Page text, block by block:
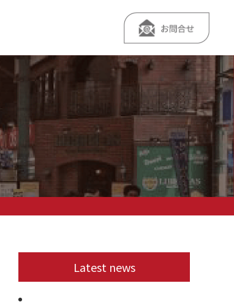
Latest news